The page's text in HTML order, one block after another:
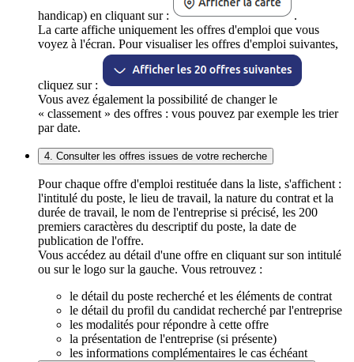
handicap) en cliquant sur :
.
La carte affiche uniquement les offres d'emploi que vous
voyez à l'écran. Pour visualiser les offres d'emploi suivantes,
cliquez sur :
Vous avez également la possibilité de changer le
« classement » des offres : vous pouvez par exemple les trier
par date.
4. Consulter les offres issues de votre recherche
Pour chaque offre d'emploi restituée dans la liste, s'affichent :
l'intitulé du poste, le lieu de travail, la nature du contrat et la
durée de travail, le nom de l'entreprise si précisé, les 200
premiers caractères du descriptif du poste, la date de
publication de l'offre.
Vous accédez au détail d'une offre en cliquant sur son intitulé
ou sur le logo sur la gauche. Vous retrouvez :
le détail du poste recherché et les éléments de contrat
le détail du profil du candidat recherché par l'entreprise
les modalités pour répondre à cette offre
la présentation de l'entreprise (si présente)
les informations complémentaires le cas échéant